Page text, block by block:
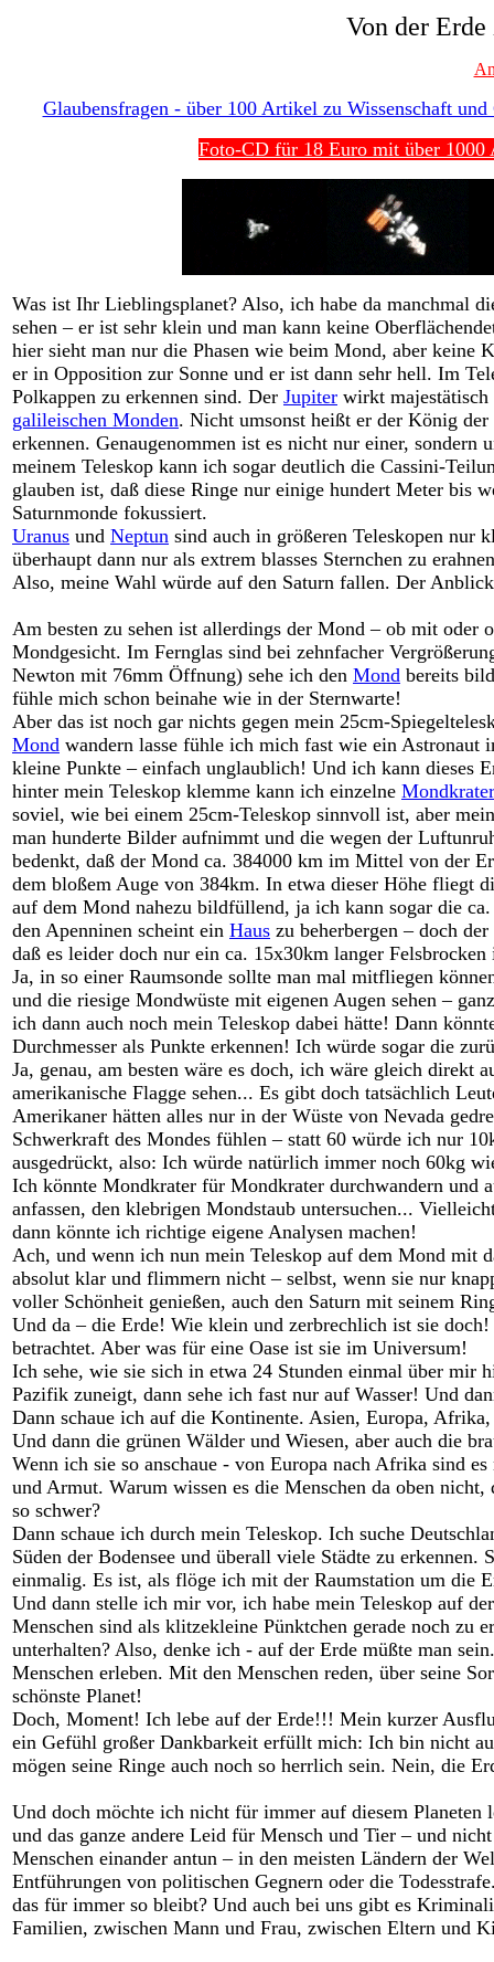
Von der
Glaubensfragen - über 100 Artikel zu Wissenschaft
Foto-CD für 18 Euro mit über
Was ist Ihr Lieblingsplanet? Also, ich habe da manchmal
sehen – er ist sehr klein und man kann keine
hier sieht man nur die Phasen wie beim Mond, aber keine
er in Opposition zur Sonne und er ist dann sehr hell. Im
Polkappen zu erkennen sind. Der Jupiter wirkt majestätisch
galileischen Monden. Nicht umsonst heißt er der König
erkennen. Genaugenommen ist es nicht nur einer,
meinem Teleskop kann ich sogar deutlich die Cassini-
glauben ist, daß diese Ringe nur einige hundert Meter bis
Saturnmonde fokussiert.
Uranus und Neptun sind auch in größeren Teleskopen nur
überhaupt dann nur als extrem blasses Sternchen zu
Also, meine Wahl würde auf den Saturn fallen. Der
Am besten zu sehen ist allerdings der Mond – ob mit
Mondgesicht. Im Fernglas sind bei zehnfacher
Newton mit 76mm Öffnung) sehe ich den Mond bereits
fühle mich schon beinahe wie in der Sternwarte!
Aber das ist noch gar nichts gegen mein 25cm-
Mond wandern lasse fühle ich mich fast wie ein
kleine Punkte – einfach unglaublich! Und ich kann dieses
hinter mein Teleskop klemme kann ich einzelne Mondkrater
soviel, wie bei einem 25cm-Teleskop sinnvoll ist, aber
man hunderte Bilder aufnimmt und die wegen der
bedenkt, daß der Mond ca. 384000 km im Mittel von der
dem bloßem Auge von 384km. In etwa dieser Höhe fliegt
auf dem Mond nahezu bildfüllend, ja ich kann sogar die
den Apenninen scheint ein Haus zu beherbergen – doch
daß es leider doch nur ein ca. 15x30km langer Felsbrocken
Ja, in so einer Raumsonde sollte man mal mitfliegen
und die riesige Mondwüste mit eigenen Augen sehen –
ich dann auch noch mein Teleskop dabei hätte! Dann
Durchmesser als Punkte erkennen! Ich würde sogar die
Ja, genau, am besten wäre es doch, ich wäre gleich direkt
amerikanische Flagge sehen... Es gibt doch tatsächlich
Amerikaner hätten alles nur in der Wüste von Nevada
Schwerkraft des Mondes fühlen – statt 60 würde ich nur
ausgedrückt, also: Ich würde natürlich immer noch 60kg
Ich könnte Mondkrater für Mondkrater durchwandern und
anfassen, den klebrigen Mondstaub untersuchen...
dann könnte ich richtige eigene Analysen machen!
Ach, und wenn ich nun mein Teleskop auf dem Mond mit
absolut klar und flimmern nicht – selbst, wenn sie nur
voller Schönheit genießen, auch den Saturn mit seinem
Und da – die Erde! Wie klein und zerbrechlich ist sie
betrachtet. Aber was für eine Oase ist sie im Universum!
Ich sehe, wie sie sich in etwa 24 Stunden einmal über mir
Pazifik zuneigt, dann sehe ich fast nur auf Wasser! Und
Dann schaue ich auf die Kontinente. Asien, Europa,
Und dann die grünen Wälder und Wiesen, aber auch die
Wenn ich sie so anschaue - von Europa nach Afrika sind
und Armut. Warum wissen es die Menschen da oben
so schwer?
Dann schaue ich durch mein Teleskop. Ich suche
Süden der Bodensee und überall viele Städte zu
einmalig. Es ist, als flöge ich mit der Raumstation um die
Und dann stelle ich mir vor, ich habe mein Teleskop auf
Menschen sind als klitzekleine Pünktchen gerade noch zu
unterhalten? Also, denke ich - auf der Erde müßte man
Menschen erleben. Mit den Menschen reden, über seine
schönste Planet!
Doch, Moment! Ich lebe auf der Erde!!! Mein kurzer
ein Gefühl großer Dankbarkeit erfüllt mich: Ich bin nicht
mögen seine Ringe auch noch so herrlich sein. Nein, die
Und doch möchte ich nicht für immer auf diesem
und das ganze andere Leid für Mensch und Tier – und
Menschen einander antun – in den meisten Ländern der
Entführungen von politischen Gegnern oder die
das für immer so bleibt? Und auch bei uns gibt es
Familien, zwischen Mann und Frau, zwischen Eltern und